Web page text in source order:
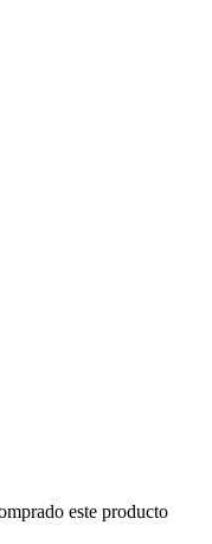
este producto